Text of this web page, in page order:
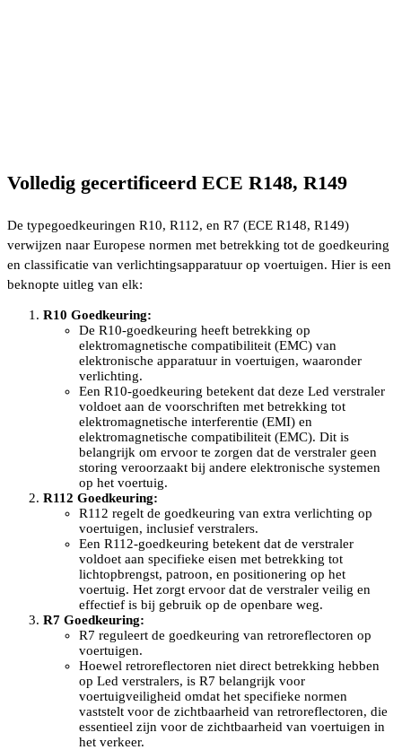
Volledig gecertificeerd ECE R148, R149
De typegoedkeuringen R10, R112, en R7 (ECE R148, R149)
verwijzen naar Europese normen met betrekking tot de goedkeuring
en classificatie van verlichtingsapparatuur op voertuigen. Hier is een
beknopte uitleg van elk:
R10 Goedkeuring:
De R10-goedkeuring heeft betrekking op
elektromagnetische compatibiliteit (EMC) van
elektronische apparatuur in voertuigen, waaronder
verlichting.
Een R10-goedkeuring betekent dat deze Led verstraler
voldoet aan de voorschriften met betrekking tot
elektromagnetische interferentie (EMI) en
elektromagnetische compatibiliteit (EMC). Dit is
belangrijk om ervoor te zorgen dat de verstraler geen
storing veroorzaakt bij andere elektronische systemen
op het voertuig.
R112 Goedkeuring:
R112 regelt de goedkeuring van extra verlichting op
voertuigen, inclusief verstralers.
Een R112-goedkeuring betekent dat de verstraler
voldoet aan specifieke eisen met betrekking tot
lichtopbrengst, patroon, en positionering op het
voertuig. Het zorgt ervoor dat de verstraler veilig en
effectief is bij gebruik op de openbare weg.
R7 Goedkeuring:
R7 reguleert de goedkeuring van retroreflectoren op
voertuigen.
Hoewel retroreflectoren niet direct betrekking hebben
op Led verstralers, is R7 belangrijk voor
voertuigveiligheid omdat het specifieke normen
vaststelt voor de zichtbaarheid van retroreflectoren, die
essentieel zijn voor de zichtbaarheid van voertuigen in
het verkeer.